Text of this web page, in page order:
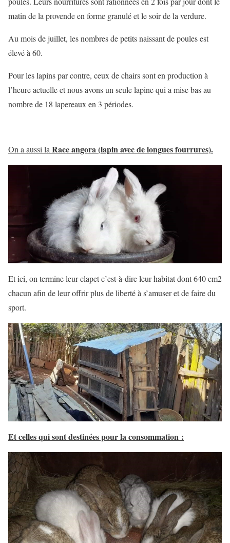
matin de la provende en forme granulé et le soir de la verdure.
Au mois de juillet, les nombres de petits naissant de poules est
élevé à 60.
Pour les lapins par contre, ceux de chairs sont en production à
l’heure actuelle et nous avons un seule lapine qui a mise bas au
nombre de 18 lapereaux en 3 périodes.
On a aussi laRace angora (lapin avec de longues fourrures).
Et ici, on termine leur clapet c’est-à-dire leur habitat dont 640 cm2
chacun afin de leur offrir plus de liberté à s’amuser et de faire du
sport.
Et celles qui sont destinées pour la consommation :